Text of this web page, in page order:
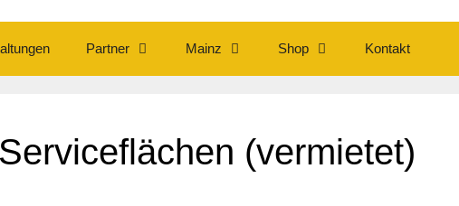
Partner Mainz Shop Kontakt
(vermietet)